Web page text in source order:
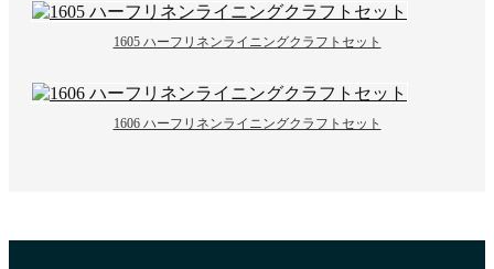
1605 ハーフリネンライニングクラフトセット
1606 ハーフリネンライニングクラフトセット